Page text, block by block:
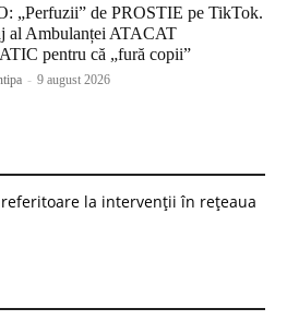
„Perfuzii” de PROSTIE pe TikTok.
al Ambulanței ATACAT
pentru că „fură copii”
- 9 august 2026
la intervenții în rețeaua